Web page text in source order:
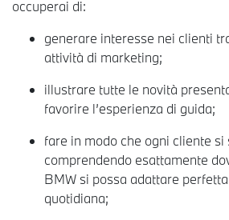
occuperai di:
generare interesse nei clienti
attività di marketing;
illustrare tutte le novità
favorire l’esperienza di guida;
fare in modo che ogni cliente si
comprendendo esattamente
BMW si possa adattare
quotidiana;